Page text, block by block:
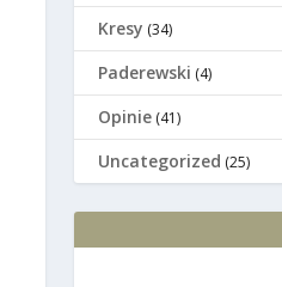
Kresy (34)
Paderewski (4)
Opinie (41)
Uncategorized (25)